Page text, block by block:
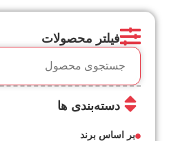
فیلتر محصولات
دسته‌بندی ها
بر اساس برند